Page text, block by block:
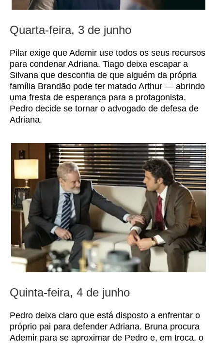
Quarta-feira, 3 de junho
Pilar exige que Ademir use todos os seus recursos
para condenar Adriana. Tiago deixa escapar a
Silvana que desconfia de que alguém da própria
família Brandão pode ter matado Arthur — abrindo
uma fresta de esperança para a protagonista.
Pedro decide se tornar o advogado de defesa de
Adriana.
Quinta-feira, 4 de junho
Pedro deixa claro que está disposto a enfrentar o
próprio pai para defender Adriana. Bruna procura
Ademir para se aproximar de Pedro e, em troca, o